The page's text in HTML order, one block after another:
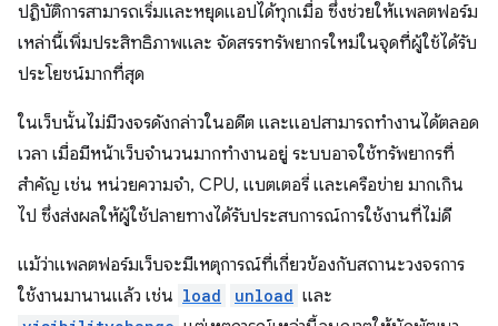
ปฏิบัติการสามารถเริ่มและหยุดแอปได้ทุกเมื่อ ซึ่งช่วยให้แพลตฟอร์ม
เหล่านี้เพิ่มประสิทธิภาพและ จัดสรรทรัพยากรใหม่ในจุดที่ผู้ใช้ได้รับ
ประโยชน์มากที่สุด
ในเว็บนั้นไม่มีวงจรดังกล่าวในอดีต และแอปสามารถทำงานได้ตลอด
เวลา เมื่อมีหน้าเว็บจำนวนมากทำงานอยู่ ระบบอาจใช้ทรัพยากรที่
สำคัญ เช่น หน่วยความจำ, CPU, แบตเตอรี่ และเครือข่าย มากเกิน
ไป ซึ่งส่งผลให้ผู้ใช้ปลายทางได้รับประสบการณ์การใช้งานที่ไม่ดี
แม้ว่าแพลตฟอร์มเว็บจะมีเหตุการณ์ที่เกี่ยวข้องกับสถานะวงจรการ
ใช้งานมานานแล้ว เช่น load unload และ